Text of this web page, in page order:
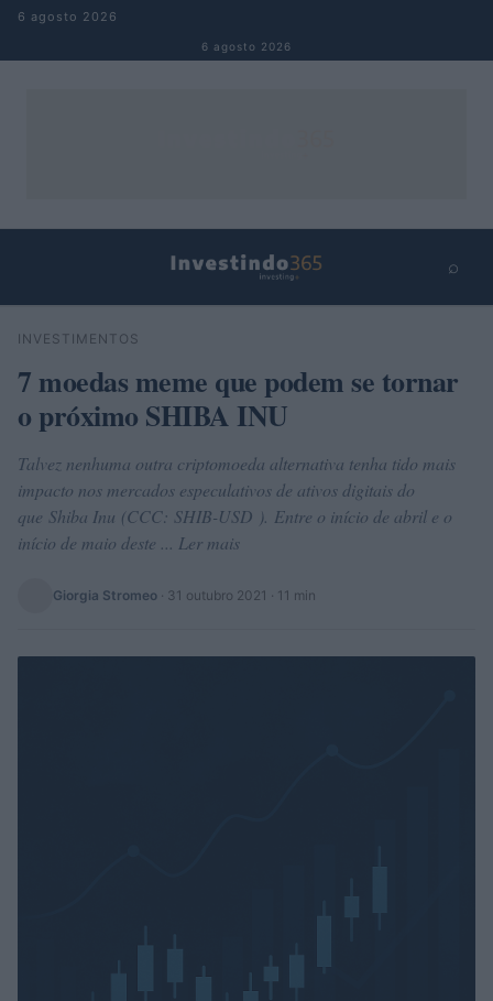
Pular para o conteúdo
6 agosto 2026
6 agosto 2026
⌕
Buscar
INVESTIMENTOS
7 moedas meme que podem se tornar
o próximo SHIBA INU
Talvez nenhuma outra criptomoeda alternativa tenha tido mais
impacto nos mercados especulativos de ativos digitais do
que Shiba Inu (CCC: SHIB-USD ). Entre o início de abril e o
início de maio deste ... Ler mais
Giorgia Stromeo · 31 outubro 2021 · 11 min